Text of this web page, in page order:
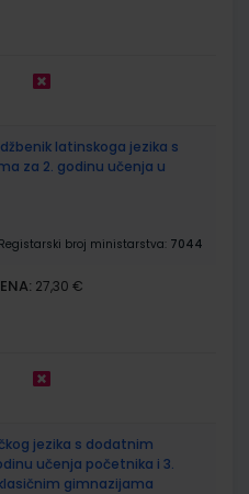
udžbenik latinskoga jezika s
za 2. godinu učenja u
Registarski broj ministarstva: 7044
27,30 €
jezika s dodatnim
učenja početnika i 3.
gimnazijama